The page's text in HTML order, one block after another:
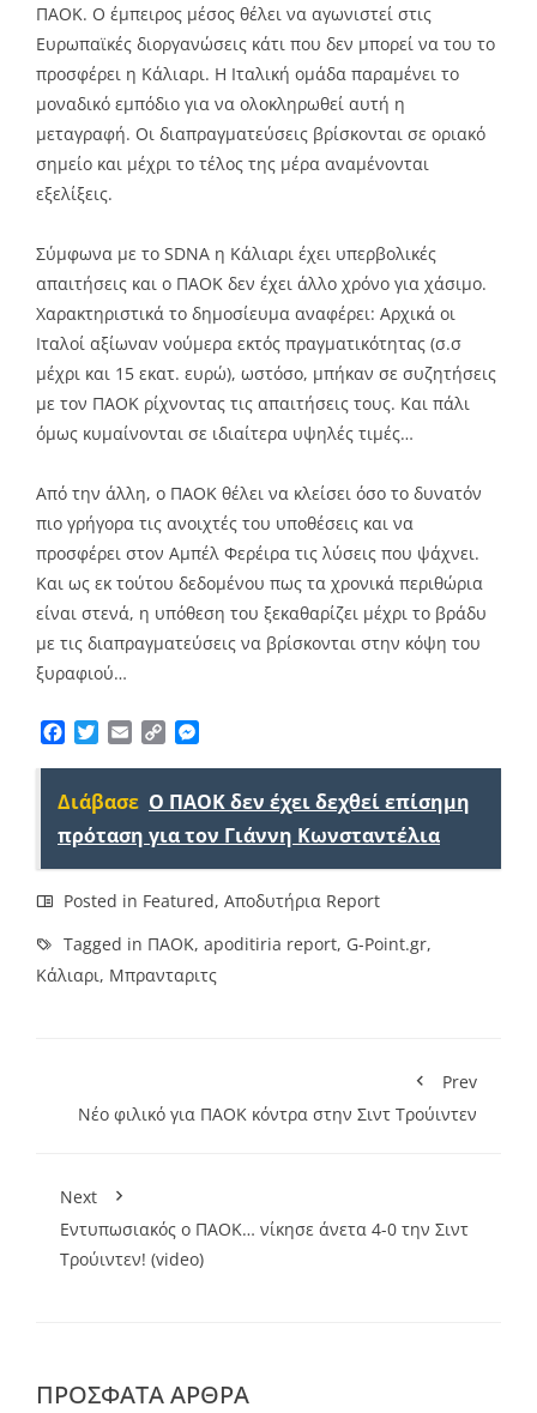
ΠΑΟΚ. Ο έμπειρος μέσος θέλει να αγωνιστεί στις
Ευρωπαϊκές διοργανώσεις κάτι που δεν μπορεί να του το
προσφέρει η Κάλιαρι. Η Ιταλική ομάδα παραμένει το
μοναδικό εμπόδιο για να ολοκληρωθεί αυτή η
μεταγραφή. Οι διαπραγματεύσεις βρίσκονται σε οριακό
σημείο και μέχρι το τέλος της μέρα αναμένονται
εξελίξεις.
Σύμφωνα με το SDNA η Κάλιαρι έχει υπερβολικές
απαιτήσεις και ο ΠΑΟΚ δεν έχει άλλο χρόνο για χάσιμο.
Χαρακτηριστικά το δημοσίευμα αναφέρει: Αρχικά οι
Ιταλοί αξίωναν νούμερα εκτός πραγματικότητας (σ.σ
μέχρι και 15 εκατ. ευρώ), ωστόσο, μπήκαν σε συζητήσεις
με τον ΠΑΟΚ ρίχνοντας τις απαιτήσεις τους. Και πάλι
όμως κυμαίνονται σε ιδιαίτερα υψηλές τιμές…
Από την άλλη, ο ΠΑΟΚ θέλει να κλείσει όσο το δυνατόν
πιο γρήγορα τις ανοιχτές του υποθέσεις και να
προσφέρει στον Αμπέλ Φερέιρα τις λύσεις που ψάχνει.
Και ως εκ τούτου δεδομένου πως τα χρονικά περιθώρια
είναι στενά, η υπόθεση του ξεκαθαρίζει μέχρι το βράδυ
με τις διαπραγματεύσεις να βρίσκονται στην κόψη του
ξυραφιού…
Facebook
TwitterEmailCopy
Διάβασε Ο ΠΑΟΚ δεν έχει δεχθεί επίσημη
πρόταση για τον Γιάννη Κωνσταντέλια
Posted in Featured, Αποδυτήρια Report
Tagged in ΠΑΟΚ, apoditiria report, G-Point.gr,
Κάλιαρι, Μπρανταριτς
Prev
Nέο φιλικό για ΠΑΟΚ κόντρα στην Σιντ Τρούιντεν
Next
Εντυπωσιακός ο ΠΑΟΚ… νίκησε άνετα 4-0 την Σιντ
Τρούιντεν! (video)
ΠΡΌΣΦΑΤΑ ΆΡΘΡΑ